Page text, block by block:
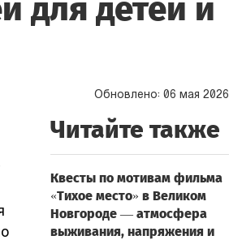
для детей и
Обновлено: 06 мая 2026
Читайте также
Квесты по мотивам фильма
«Тихое место» в Великом
Новгороде — атмосфера
выживания, напряжения и